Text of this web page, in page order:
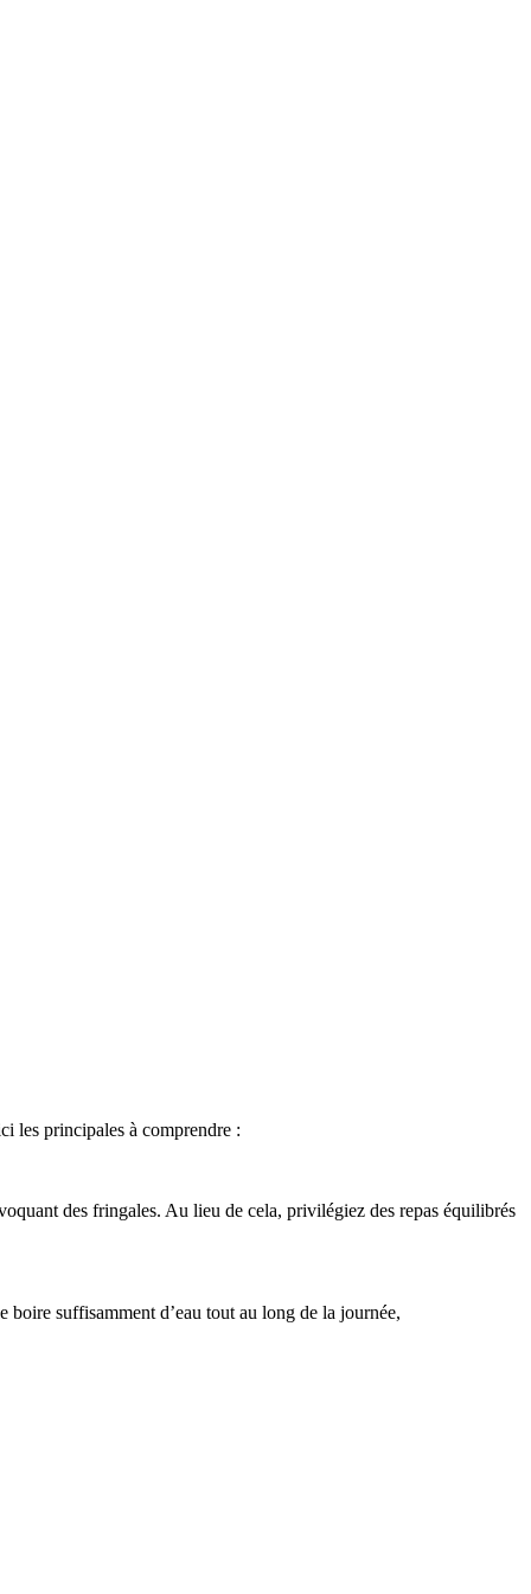
les principales à comprendre :
des fringales. Au lieu de cela, privilégiez des repas équilibrés
boire suffisamment d’eau tout au long de la journée,